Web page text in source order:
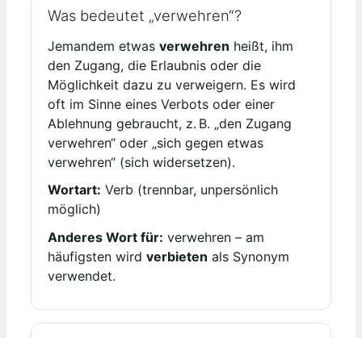
Was bedeutet „verwehren“?
Jemandem etwas verwehren heißt, ihm
den Zugang, die Erlaubnis oder die
Möglichkeit dazu zu verweigern. Es wird
oft im Sinne eines Verbots oder einer
Ablehnung gebraucht, z. B. „den Zugang
verwehren“ oder „sich gegen etwas
verwehren“ (sich widersetzen).
Wortart: Verb (trennbar, unpersönlich
möglich)
Anderes Wort für: verwehren – am
häufigsten wird verbieten als Synonym
verwendet.